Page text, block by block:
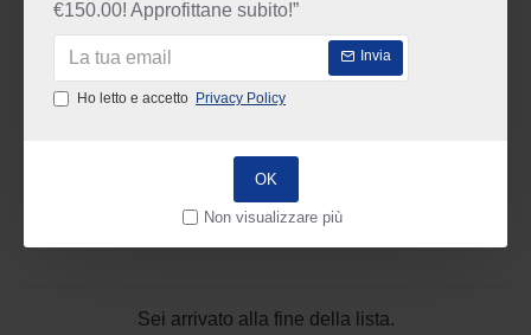
€150.00! Approfittane subito!”
Invia
Ho letto e accetto Privacy Policy
OK
Non visualizzare più
Sei arrivato alla fine della lista.